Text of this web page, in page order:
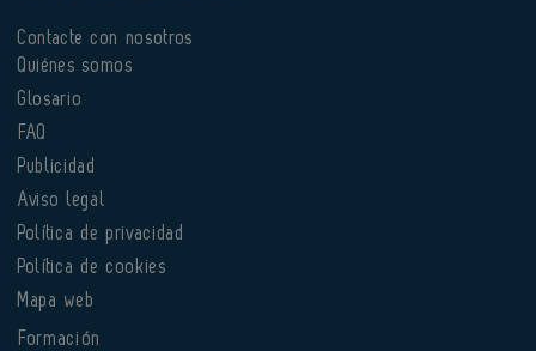
Contacte con nosotros
Quiénes somos
Glosario
FAQ
Publicidad
Aviso legal
Política de privacidad
Política de cookies
Mapa web
Formación